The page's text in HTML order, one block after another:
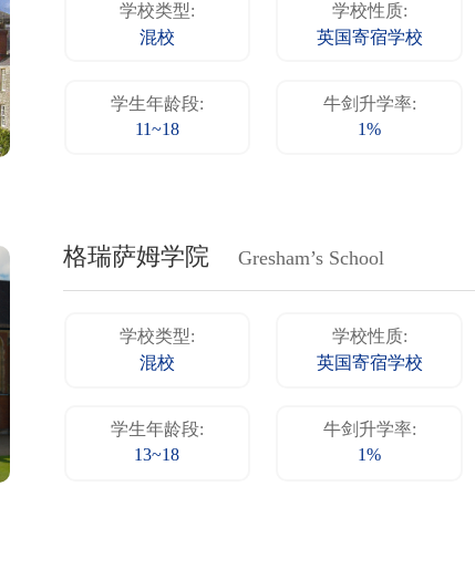
学校类型:
混校
学校性质:
英国寄宿学校
学生年龄段:
11~18
牛剑升学率:
1%
格瑞萨姆学院 Gresham’s School
学校类型:
混校
学校性质:
英国寄宿学校
学生年龄段:
13~18
牛剑升学率:
1%